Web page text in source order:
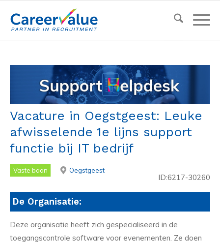
Vacature in Oegstgeest: Leuke
afwisselende 1e lijns support
functie bij IT bedrijf
Vaste baan Oegstgeest
ID:6217-30260
De Organisatie:
Deze organisatie heeft zich gespecialiseerd in de
toegangscontrole software voor evenementen. Ze doen